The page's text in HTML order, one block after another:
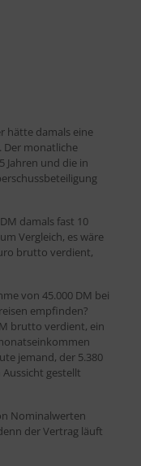
hätte damals eine
Der monatliche
Jahren und die in
damals fast 10
Vergleich, es wäre
brutto verdient,
von 45.000 DM bei
empfinden?
brutto verdient, ein
jemand, der 5.380
gestellt
Nominalwerten
der Vertrag läuft